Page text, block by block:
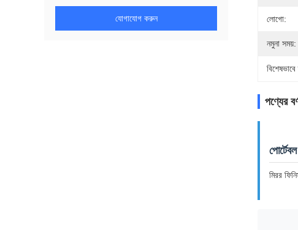
যোগাযোগ করুন লোগো:
নমুনা সময়:
পণ্যের
মিরর